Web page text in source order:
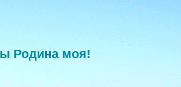
Родина моя!